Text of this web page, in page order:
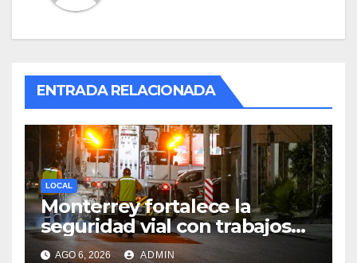
ENTRADA RELACIONADA
LOCAL
Monterrey fortalece la
seguridad vial con trabajos
de delimitación de carriles en
AGO 6, 2026 ADMIN